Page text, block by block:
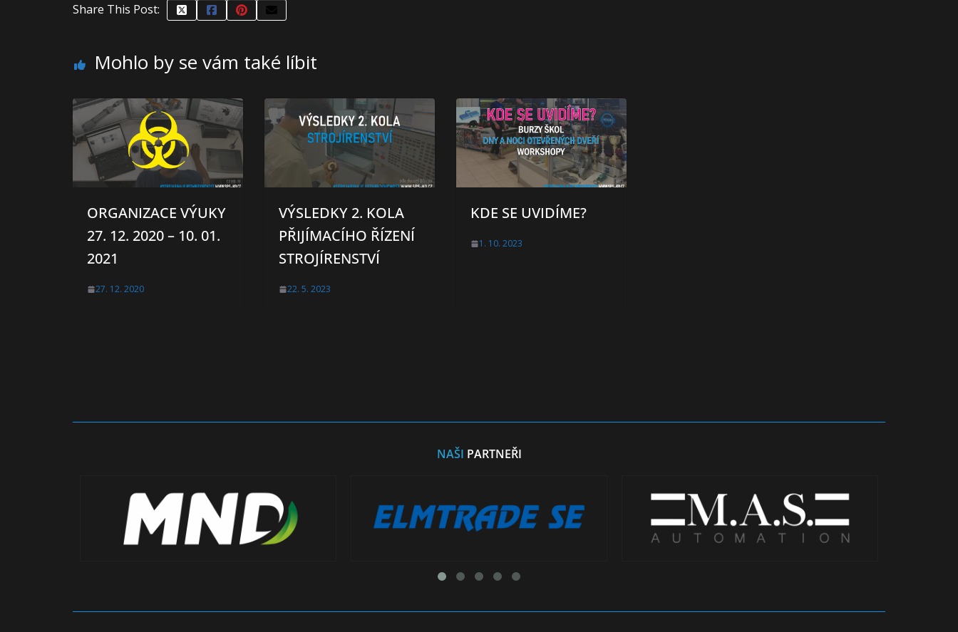
Share This Post:
Mohlo by se vám také líbit
ORGANIZACE VÝUKY
27. 12. 2020 – 10. 01.
2021
27. 12. 2020
VÝSLEDKY 2. KOLA
PŘIJÍMACÍHO ŘÍZENÍ
STROJÍRENSTVÍ
22. 5. 2023
KDE SE UVIDÍME?
1. 10. 2023
NAŠI PARTNEŘI